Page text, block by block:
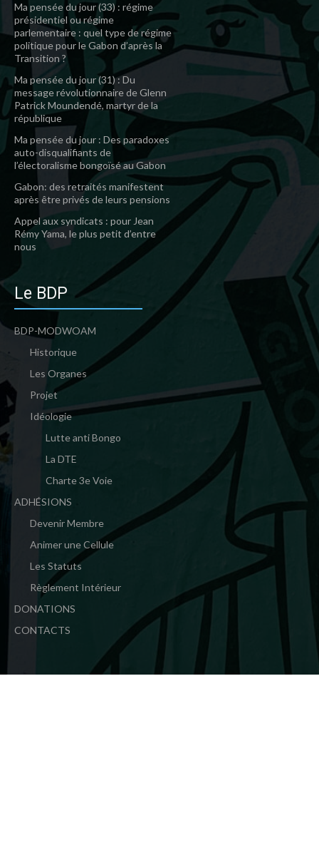
Ma pensée du jour (33) : régime
présidentiel ou régime
parlementaire : quel type de régime
politique pour le Gabon d’après la
Transition ?
Ma pensée du jour (31) : Du
message révolutionnaire de Glenn
Patrick Moundendé, martyr de la
république
Ma pensée du jour : Des paradoxes
auto-disqualifiants de
l’électoralisme bongoïsé au Gabon
Gabon: des retraités manifestent
après être privés de leurs pensions
Appel aux syndicats : pour Jean
Rémy Yama, le plus petit d’entre
nous
Le BDP
BDP-MODWOAM
Historique
Les Organes
Projet
Idéologie
Lutte anti Bongo
La DTE
Charte 3e Voie
ADHÉSIONS
Devenir Membre
Animer une Cellule
Les Statuts
Règlement Intérieur
DONATIONS
CONTACTS